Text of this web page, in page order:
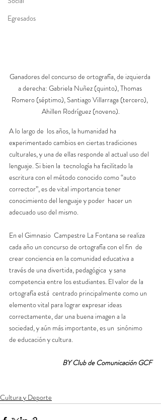
Egresados
Ganadores del concurso de ortografía, de izquierda
a derecha: Gabriela Nuñez (quinto), Thomas
Romero (séptimo), Santiago Villarraga (tercero),
Ahillen Rodríguez (noveno).
A lo largo de  los años, la humanidad ha
experimentado cambios en ciertas tradiciones
culturales, y una de ellas responde al actual uso del
lenguaje. Si bien la  tecnología ha facilitado la
escritura con el método conocido como “auto
corrector”, es de vital importancia tener
conocimiento del lenguaje y poder  hacer un
adecuado uso del mismo.
En el Gimnasio  Campestre La Fontana se realiza
cada año un concurso de ortografía con el fin  de
crear conciencia en la comunidad educativa a
través de una divertida, pedagógica  y sana
competencia entre los estudiantes. El valor de la
ortografía está  centrado principalmente como un
elemento vital para lograr expresar ideas
correctamente, dar una buena imagen a la
sociedad, y aún más importante, es un  sinónimo
de educación y cultura.
BY Club de Comunicación GCF
Cultura y Deporte